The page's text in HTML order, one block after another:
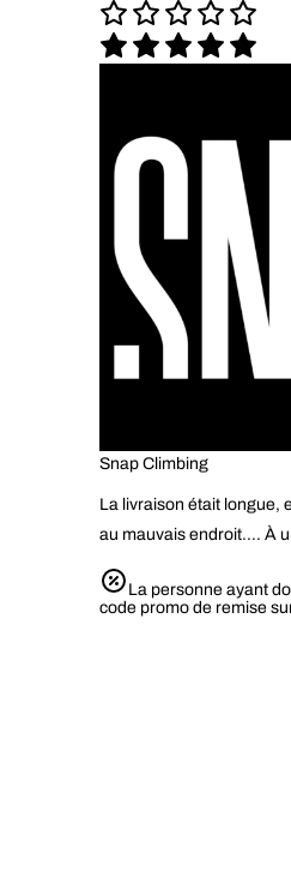
Snap Climbing
La livraison était longue,
au mauvais endroit…. À
La personne ayant
code promo de remise